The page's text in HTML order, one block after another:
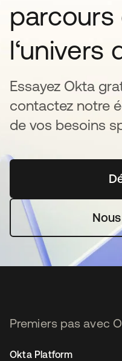
parcours
l‘univers
Essayez Okta
contactez notre
de vos besoins
Premiers pas avec
Okta Platform